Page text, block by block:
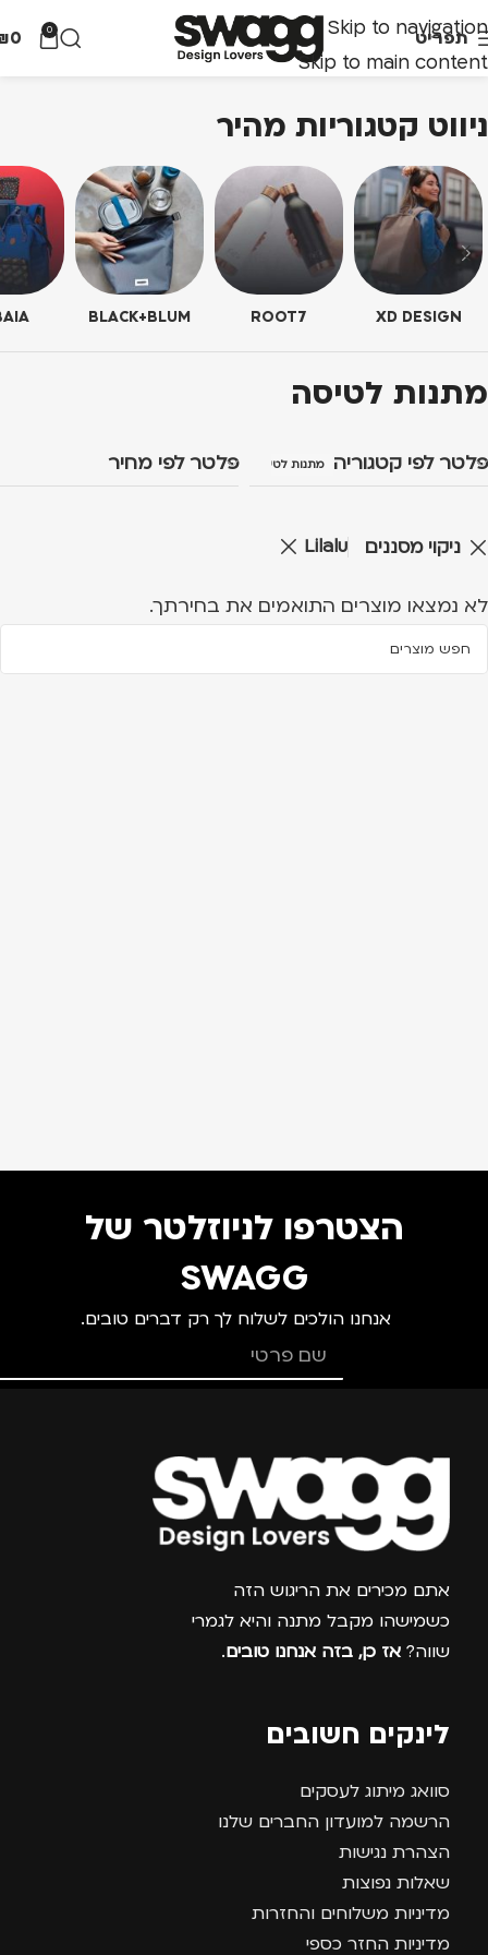
Skip to navigation
Skip to main content
תפריט 0
0
ניווט קטגוריות מהיר
XD DESIGN
ROOT7
BLACK+BLUM
מתנות לטיסה
פלטר לפי קטגוריה מתנות לטיסה פלטר לפי מחיר
ניקוי מסננים Lilalu
לא נמצאו מוצרים התואמים את בחירתך.
הצטרפו לניוזלטר של
SWAGG
אנחנו הולכים לשלוח לך רק דברים טובים.
צרפו אותי למועדון
אתם מכירים את הריגוש הזה
כשמישהו מקבל מתנה והיא לגמרי
שווה? אז כן, בזה אנחנו טובים.
לינקים חשובים
סוואג מיתוג לעסקים
הרשמה למועדון החברים שלנו
הצהרת נגישות
שאלות נפוצות
מדיניות משלוחים והחזרות
מדיניות החזר כספי